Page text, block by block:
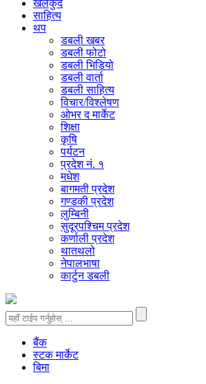
खेलकुद
साहित्य
थप
डबली खबर
डबली फोटो
डबली भिडियो
डबली वार्ता
डबली साहित्य
विचार/विश्‍लेषण
ओभर द मार्केट
शिक्षा
कृषि
पर्यटन
प्रदेश नं. १
मधेश
बागमती प्रदेश
गण्डकी प्रदेश
लुम्बिनी
सुदूरपश्चिम प्रदेश
कर्णाली प्रदेश
थातथलो
नेपालभाषा
कार्टुन डबली
बैंक
स्टक मार्केट
बिमा